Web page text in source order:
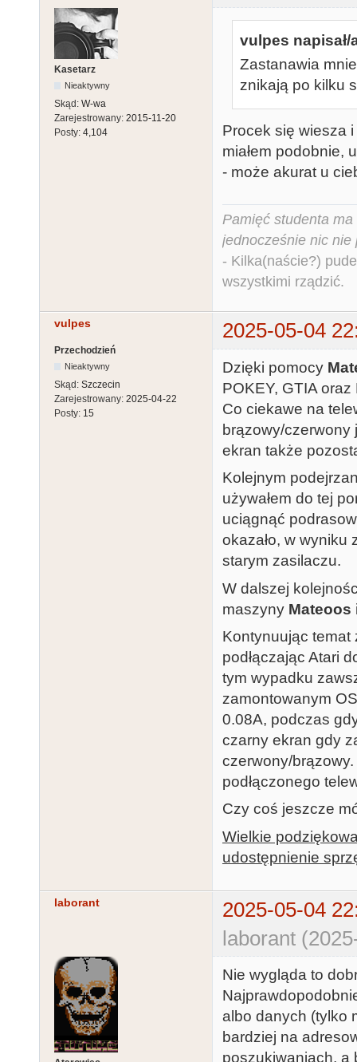
Kasetarz
Nieaktywny
Skąd: W-wa
Zarejestrowany: 2015-11-20
Posty: 4,104
vulpes napisał/
Zastanawia
znikają po kilku
Procek się wiesza
miałem podobnie,
- może akurat u
Pamięć studenta
jednocześnie nic nie
- Kilka(naście?)
wszystkimi rządzić.
vulpes 2025-05-04
Przechodzień
Nieaktywny
Skąd: Szczecin
Zarejestrowany: 2025-04-22
Posty: 15
Dzięki pomocy
POKEY, GTIA oraz
Co ciekawe na
brązowy/czerwony
ekran także
Kolejnym
używałem do tej
uciągnąć
okazało, w wyniku
starym zasilaczu.
W dalszej
maszyny Mateoos
Kontynuując temat
podłączając Atari
tym wypadku
zamontowanym
0.08A, podczas
czarny ekran gdy
czerwony/
podłączonego
Czy coś jeszcze
Wielkie
udostępnienie
laborant
2025-05-04
laborant
Nie wygląda to
albo danych (tylko
bardziej na
poszukiwaniach, a